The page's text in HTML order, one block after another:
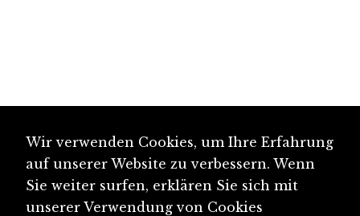
Wir verwenden Cookies, um Ihre Erfahrung
auf unserer Website zu verbessern. Wenn
Sie weiter surfen, erklären Sie sich mit
unserer Verwendung von Cookies